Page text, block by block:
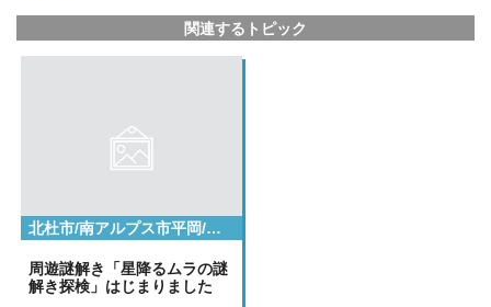
関連するトピック
北杜市/南アルプス市平岡/小県郡長和町/小県郡長和町大門鷹山/岡谷市/甲府市/甲府市下曽根町/立科町芦田八ケ野/茅野市/諏訪市湖岸通り２丁目/諏訪市湖岸通り４丁目/諏訪郡下諏訪町立町/諏訪郡原村原山/諏訪郡富士見町/諏訪郡諏訪郡原村上里
周遊謎解き「星降るムラの謎
解き探検」はじまりました